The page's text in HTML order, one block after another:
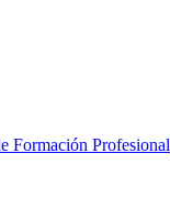
Profesional